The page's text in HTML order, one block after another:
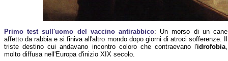
Primo test sull'uomo del vaccino antirabbico: Un morso di un cane
affetto da rabbia e si finiva all'altro mondo dopo giorni di atroci sofferenze. Il
triste destino cui andavano incontro coloro che contraevano l'idrofobia,
molto diffusa nell'Europa d'inizio XIX secolo.